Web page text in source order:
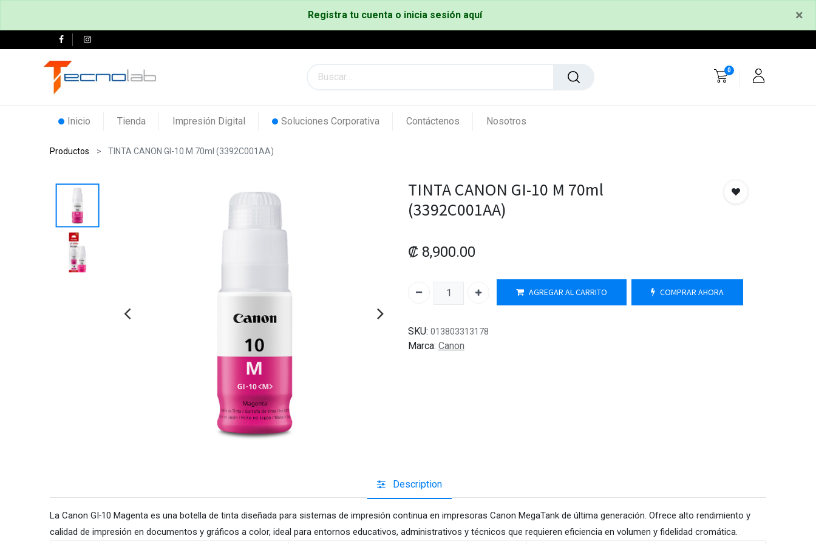
Registra tu cuenta o inicia sesión aquí ×
0
Inicio Tienda Impresión Digital Soluciones Corporativa Contáctenos Nosotros
Productos TINTA CANON GI-10 M 70ml (3392C001AA)
TINTA CANON GI-10 M 70ml
(3392C001AA)
₡ 8,900.00
AGREGAR AL CARRITO COMPRAR AHORA
SKU: 013803313178
Marca: Canon
Description
La Canon GI‑10 Magenta es una botella de tinta diseñada para sistemas de impresión continua en impresoras Canon MegaTank de última generación. Ofrece alto rendimiento y
calidad de impresión en documentos y gráficos a color, ideal para entornos educativos, administrativos y técnicos que requieren eficiencia en volumen y fidelidad cromática.